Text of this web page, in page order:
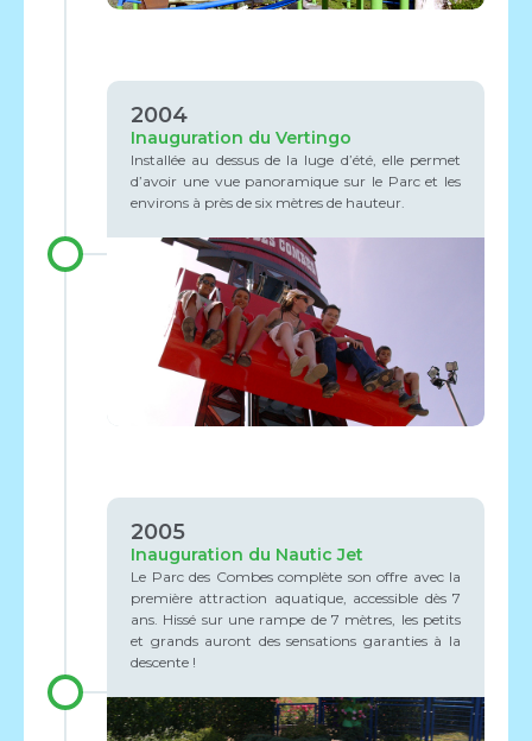
2004
Inauguration du Vertingo
Installée au dessus de la luge d’été, elle permet
d’avoir une vue panoramique sur le Parc et les
environs à près de six mètres de hauteur.
2005
Inauguration du Nautic Jet
Le Parc des Combes complète son offre avec la
première attraction aquatique, accessible dès 7
ans. Hissé sur une rampe de 7 mètres, les petits
et grands auront des sensations garanties à la
descente !